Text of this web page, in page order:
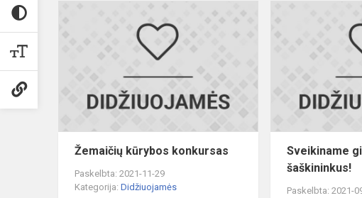
Žemaičių kūrybos konkursas
Paskelbta: 2021-11-29
Kategorija: Didžiuojamės
Sveikiname
šaškininkus!
Paskelbta: 2021-